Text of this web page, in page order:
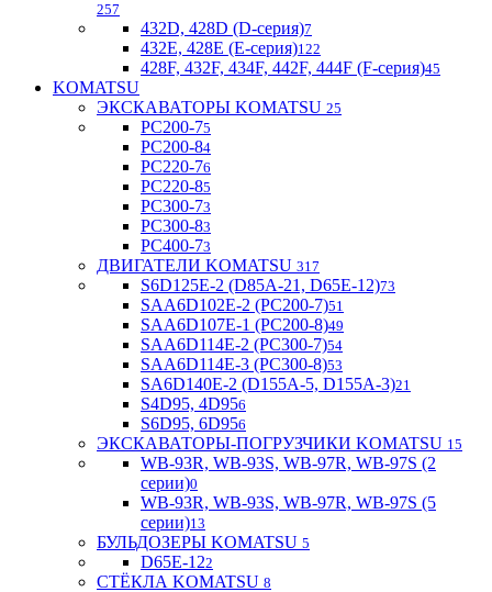
257
432D, 428D (D-серия)7
432E, 428E (E-серия)122
428F, 432F, 434F, 442F, 444F (F-серия)45
KOMATSU
ЭКСКАВАТОРЫ KOMATSU 25
PC200-75
PC200-84
PC220-76
PC220-85
PC300-73
PC300-83
PC400-73
ДВИГАТЕЛИ KOMATSU 317
S6D125E-2 (D85A-21, D65E-12)73
SAA6D102E-2 (PC200-7)51
SAA6D107E-1 (PC200-8)49
SAA6D114E-2 (PC300-7)54
SAA6D114E-3 (PC300-8)53
SA6D140E-2 (D155A-5, D155A-3)21
S4D95, 4D956
S6D95, 6D956
ЭКСКАВАТОРЫ-ПОГРУЗЧИКИ KOMATSU 15
WB-93R, WB-93S, WB-97R, WB-97S (2
серии)0
WB-93R, WB-93S, WB-97R, WB-97S (5
серии)13
БУЛЬДОЗЕРЫ KOMATSU 5
D65E-122
СТЁКЛА KOMATSU 8